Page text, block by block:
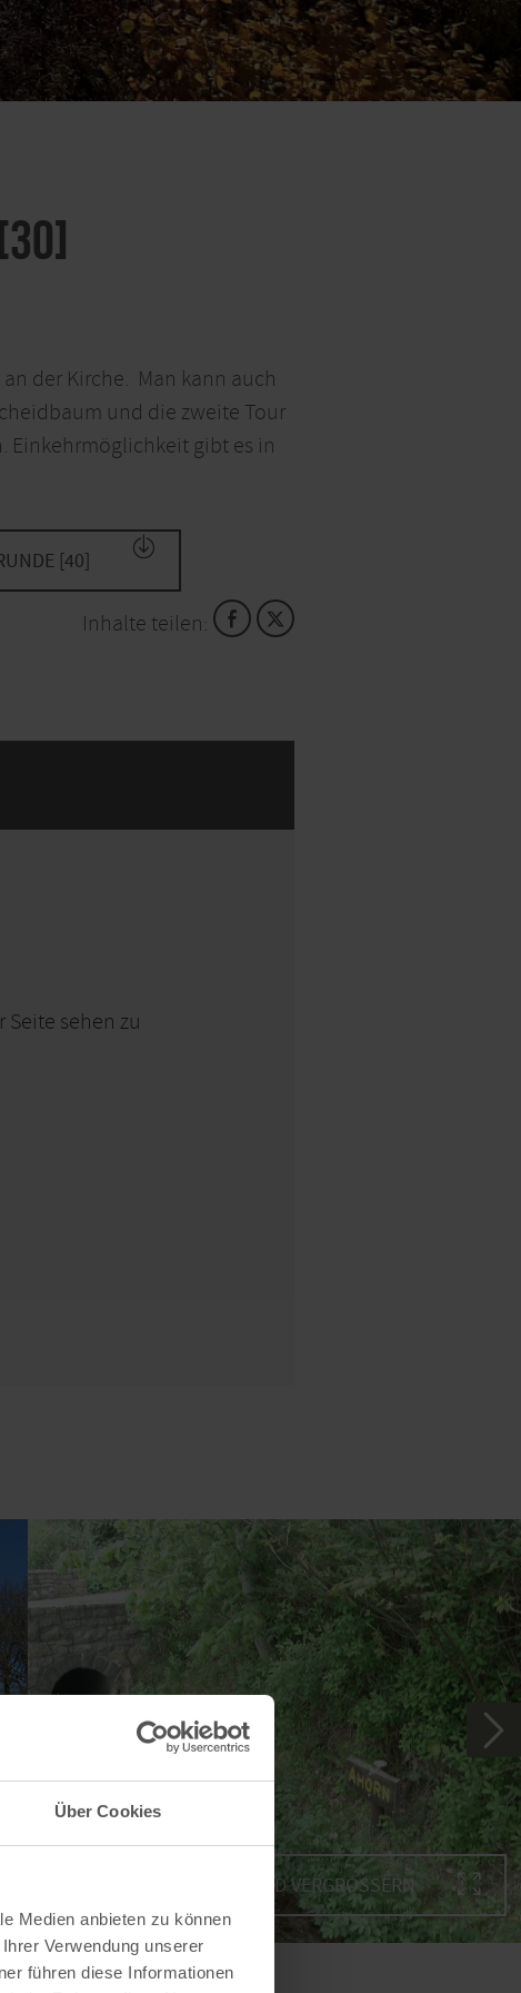
Über Cookies
Medien anbieten zu können
Verwendung unserer
führen diese Informationen
der Kirche. Man kann auch
und die zweite Tour
Einkehrmöglichkeit gibt es in
[40]
Inhalte teilen:
sehen zu
BILD VERGRÖSSERN